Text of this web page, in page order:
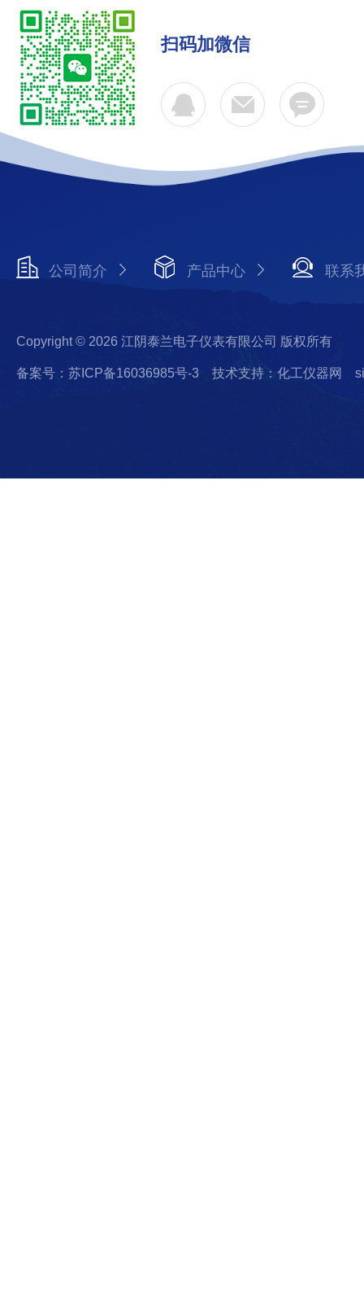
扫码加微信
公司简介 产品中心 联系
Copyright © 2026 江阴泰兰电子仪表有限公司 版权所有
备案号：苏ICP备16036985号-3 技术支持：化工仪器网